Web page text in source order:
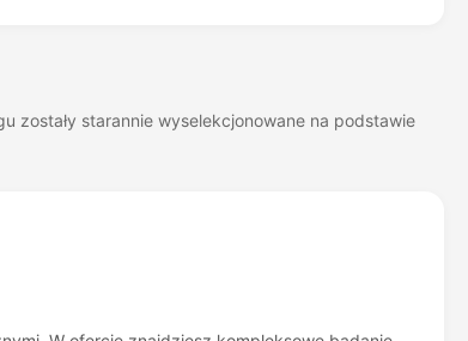
zostały starannie wyselekcjonowane na podstawie